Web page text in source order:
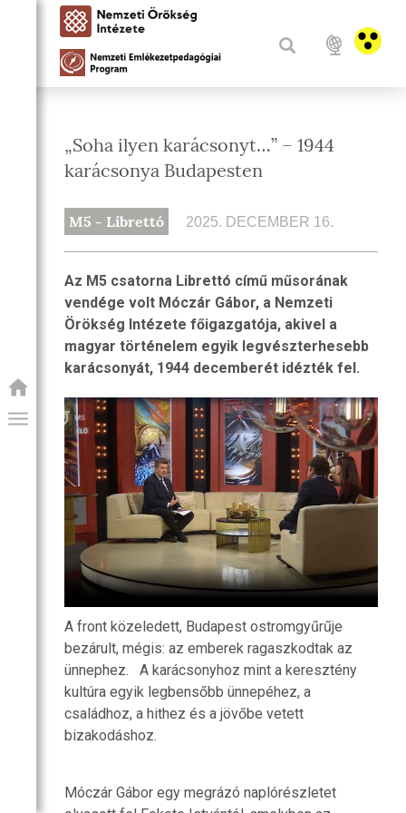
PROGRAM
„Soha ilyen karácsonyt…” – 1944
karácsonya Budapesten
M5 - Librettó 2025. DECEMBER 16.
Az M5 csatorna Librettó című műsorának
vendége volt Móczár Gábor, a Nemzeti
Örökség Intézete főigazgatója, akivel a
magyar történelem egyik legvészterhesebb
karácsonyát, 1944 decemberét idézték fel.
A front közeledett, Budapest ostromgyűrűje
bezárult, mégis: az emberek ragaszkodtak az
ünnephez. A karácsonyhoz mint a keresztény
kultúra egyik legbensőbb ünnepéhez, a
családhoz, a hithez és a jövőbe vetett
bizakodáshoz.
Móczár Gábor egy megrázó naplórészletet